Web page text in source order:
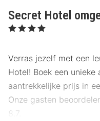
Secret Hotel
, 4 Sterren
Verras jezelf met een
Hotel! Boek een
aantrekkelijke prijs in
Onze gasten
8.7.